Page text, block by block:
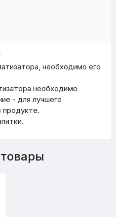
необходимо его
необходимо
- для лучшего
продукте.